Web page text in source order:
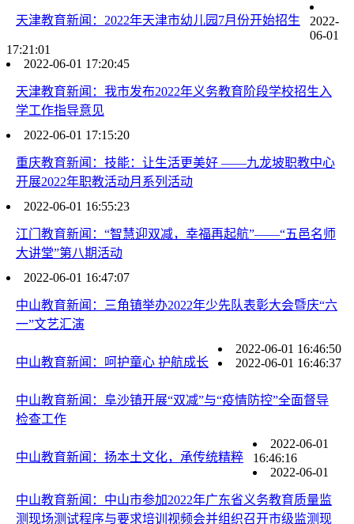
天津教育新闻：2022年天津市幼儿园7月份开始招生
2022-
06-01
17:21:01
天津教育新闻：我市发布2022年义务教育阶段学校招生入
学工作指导意见
2022-06-01 17:20:45
重庆教育新闻：技能：让生活更美好 ——九龙坡职教中心
开展2022年职教活动月系列活动
2022-06-01 17:15:20
江门教育新闻：“智慧迎双减，幸福再起航”——“五邑名师
大讲堂”第八期活动
2022-06-01 16:55:23
中山教育新闻：三角镇举办2022年少先队表彰大会暨庆“六
一”文艺汇演
2022-06-01 16:47:07
中山教育新闻：呵护童心 护航成长
2022-06-01 16:46:50
中山教育新闻：阜沙镇开展“双减”与“疫情防控”全面督导
检查工作
2022-06-01 16:46:37
中山教育新闻：扬本土文化，承传统精粹
2022-06-01
16:46:16
中山教育新闻：中山市参加2022年广东省义务教育质量监
测现场测试程序与要求培训视频会并组织召开市级监测现
2022-06-01